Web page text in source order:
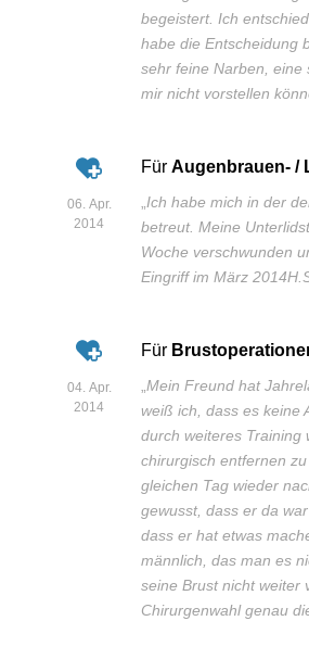
begeistert. Ich
habe die Entscheidung
sehr feine Narben,
mir nicht vorstellen
06. Apr.
2014
Für Augenbrauen- /
Ich habe mich in der
betreut. Meine
Woche verschwunden
Eingriff im März
04. Apr.
2014
Für
Mein Freund hat
weiß ich, dass es keine
durch weiteres Training
chirurgisch entfernen
gleichen Tag wieder
gewusst, dass er da
dass er hat etwas
männlich, das man es
seine Brust nicht weiter
Chirurgenwahl genau